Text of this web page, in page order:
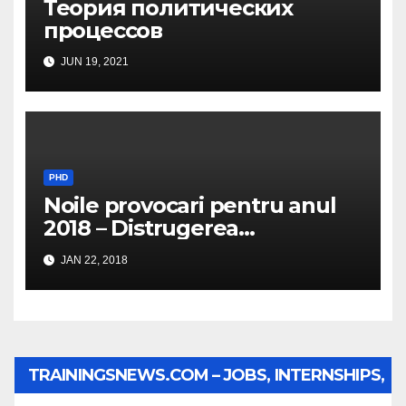
Теория политических
процессов
JUN 19, 2021
PHD
Noile provocari pentru anul
2018 – Distrugerea
structurilor EUro-Atlanti…
JAN 22, 2018
TRAININGSNEWS.COM – JOBS, INTERNSHIPS,